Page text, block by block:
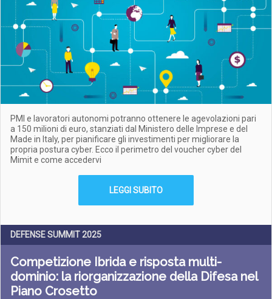
PMI e lavoratori autonomi potranno ottenere le agevolazioni pari
a 150 milioni di euro, stanziati dal Ministero delle Imprese e del
Made in Italy, per pianificare gli investimenti per migliorare la
propria postura cyber. Ecco il perimetro del voucher cyber del
Mimit e come accedervi
LEGGI SUBITO
DEFENSE SUMMIT 2025
Competizione Ibrida e risposta multi-
dominio: la riorganizzazione della Difesa nel
Piano Crosetto